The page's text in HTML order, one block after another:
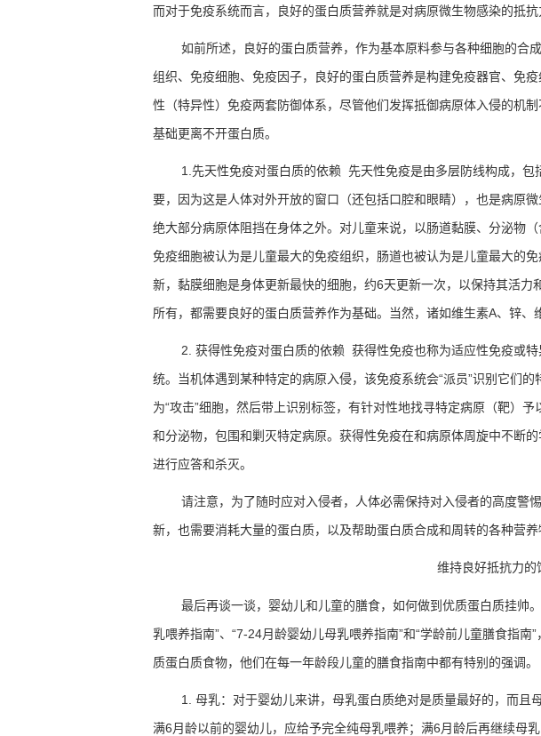
而对于免疫系统而言，良好的蛋白质营养就是对病原微生物感染的抵抗
如前所述，良好的蛋白质营养，作为基本原料参与各种细胞的合
组织、免疫细胞、免疫因子，良好的蛋白质营养是构建免疫器官、免
性（特异性）免疫两套防御体系，尽管他们发挥抵御病原体入侵的机
基础更离不开蛋白质。
1. 先天性免疫对蛋白质的依赖 先天性免疫是由多层防线构成，
要，因为这是人体对外开放的窗口（还包括口腔和眼睛），也是病原
绝大部分病原体阻挡在身体之外。对儿童来说，以肠道黏膜、分泌物
免疫细胞被认为是儿童最大的免疫组织，肠道也被认为是儿童最大的
新，黏膜细胞是身体更新最快的细胞，约6天更新一次，以保持其活力
所有，都需要良好的蛋白质营养作为基础。当然，诸如维生素A、锌、
2. 获得性免疫对蛋白质的依赖 获得性免疫也称为适应性免疫或
统。当机体遇到某种特定的病原入侵，该免疫系统会“派员”识别它们的
为“攻击”细胞，然后带上识别标签，有针对性地找寻特定病原（靶）
和分泌物，包围和剿灭特定病原。获得性免疫在和病原体周旋中不断
进行应答和杀灭。
请注意，为了随时应对入侵者，人体必需保持对入侵者的高度警
新，也需要消耗大量的蛋白质，以及帮助蛋白质合成和周转的各种营养
维持良好抵抗力的
最后再谈一谈，婴幼儿和儿童的膳食，如何做到优质蛋白质挂帅
乳喂养指南”、 “7-24月龄婴幼儿母乳喂养指南”和“学龄前儿童膳食指南”
质蛋白质食物，他们在每一年龄段儿童的膳食指南中都有特别的强调。
1. 母乳：对于婴幼儿来讲，母乳蛋白质绝对是质量最好的，而
满6月龄以前的婴幼儿，应给予完全纯母乳喂养；满6月龄后再继续母